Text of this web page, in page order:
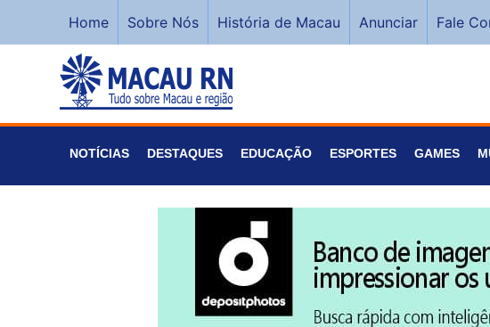
Home Sobre Nós História de Macau Anunciar Fale
NOTÍCIAS DESTAQUES EDUCAÇÃO ESPORTES GAMES